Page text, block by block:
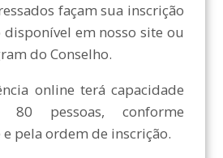
façam sua inscrição
em nosso site ou
do Conselho.
online terá capacidade
80 pessoas, conforme
pela ordem de inscrição.